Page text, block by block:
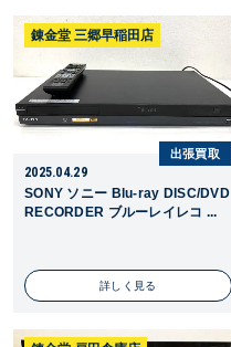
錬金堂 三郷早稲田店
出張買取
2025.04.29
SONY ソニー Blu-ray DISC/DVD
RECORDER ブルーレイレコ ...
詳しく見る